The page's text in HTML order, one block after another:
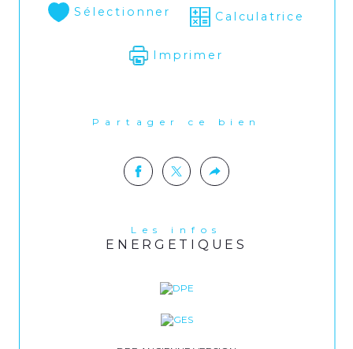
Sélectionner Calculatrice
Imprimer
Partager ce bien
Les infos
ENERGETIQUES